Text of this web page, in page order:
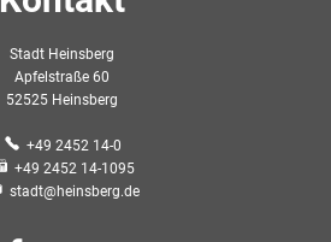
Stadt Heinsberg
Apfelstraße 60
52525 Heinsberg
+49 2452 14-0
+49 2452 14-1095
stadt@heinsberg.de